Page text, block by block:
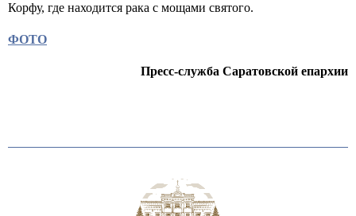
Корфу, где находится рака с мощами святого.
ФОТО
Пресс-служба Саратовской епархии